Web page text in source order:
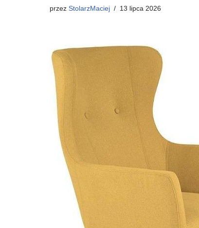
przez StolarzMaciej 13 lipca 2026